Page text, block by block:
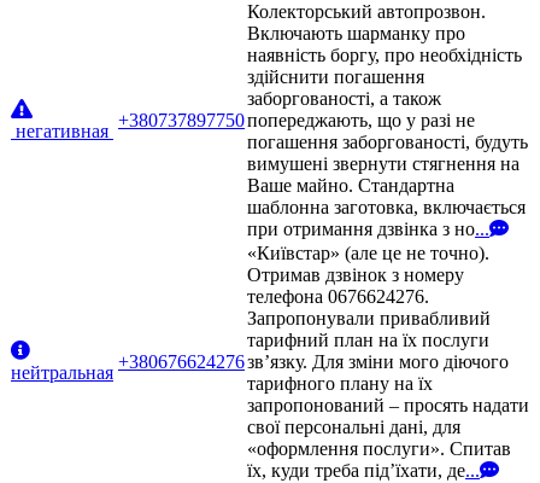
негативная
+380737897750
Колекторський автопрозвон.
Включають шарманку про
наявність боргу, про необхідність
здійснити погашення
заборгованості, а також
попереджають, що у разі не
погашення заборгованості, будуть
вимушені звернути стягнення на
Ваше майно. Стандартна
шаблонна заготовка, включається
при отримання дзвінка з но...
нейтральная
+380676624276
«Київстар» (але це не точно).
Отримав дзвінок з номеру
телефона 0676624276.
Запропонували привабливий
тарифний план на їх послуги
зв’язку. Для зміни мого діючого
тарифного плану на їх
запропонований – просять надати
свої персональні дані, для
«оформлення послуги». Спитав
їх, куди треба під’їхати, де...